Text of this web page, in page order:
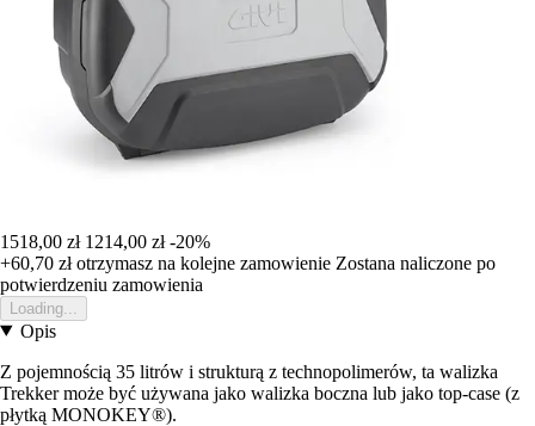
1518,00 zł 1214,00 zł -20%
+60,70 złotrzymasz na kolejne zamowienie Zostana naliczone po
potwierdzeniu zamowienia
Loading...
Opis
Z pojemnością 35 litrów i strukturą z technopolimerów, ta walizka
Trekker może być używana jako walizka boczna lub jako top-case (z
płytką MONOKEY®).